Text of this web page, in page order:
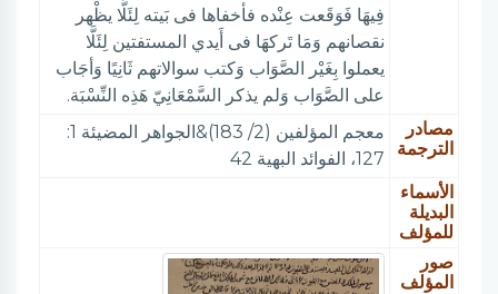
فِيهَا فَوَقَعت عِنْده فأخفاها فى بَيته لِئَلَّا يظْهر
نقصانهم وَمَا تَركهَا فى أَيدي المستفتين لِئَلَّا
يعملوا بِغَيْر الصَّوَاب وَكتب سوالاتهم ثَانِيًا وَأجَاب
على الصَّوَاب وَلم يذكر السَّمْعَانِيّ هَذِه النِّسْبَة.
مصادر
الترجمة
معجم المؤلفين (2/ 183)&الجواهر المضيئة 1:
127، الفوائد البهية 42
الأسماء
البديلة
للمؤلف
صور
المؤلف